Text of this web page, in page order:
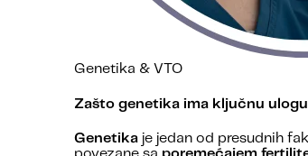
Genetika & VTO
Zašto genetika ima ključnu
Genetika je jedan od presudnih